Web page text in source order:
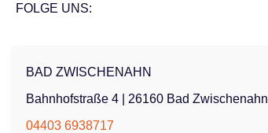
FOLGE UNS:
BAD ZWISCHENAHN
Bahnhofstraße 4 | 26160 Bad Zwischenahn
04403 6938717